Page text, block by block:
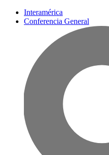
Interamérica
Conferencia General